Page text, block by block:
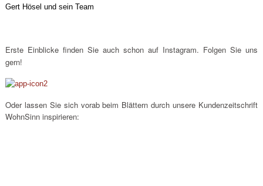
Gert Hösel und sein Team
Erste Einblicke finden Sie auch schon auf Instagram. Folgen Sie uns
gern!
Oder lassen Sie sich vorab beim Blättern durch unsere Kundenzeitschrift
WohnSinn inspirieren: